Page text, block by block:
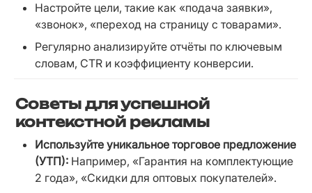
Настройте цели, такие как «подача заявки»,
«звонок», «переход на страницу с товарами».
Регулярно анализируйте отчёты по ключевым
словам, CTR и коэффициенту конверсии.
Советы для успешной
контекстной рекламы
Используйте уникальное торговое предложение
(УТП): Например, «Гарантия на комплектующие
2 года», «Скидки для оптовых покупателей».